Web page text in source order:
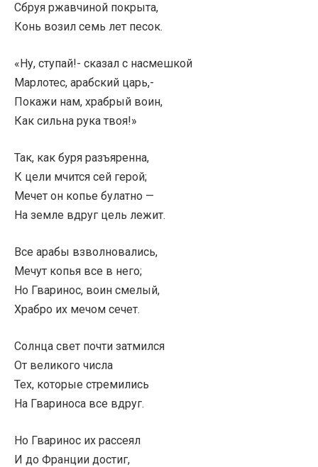
Сбруя ржавчиной покрыта,
Конь возил семь лет песок.
«Ну, ступай!- сказал с насмешкой
Марлотес, арабский царь,-
Покажи нам, храбрый воин,
Как сильна рука твоя!»
Так, как буря разъяренна,
К цели мчится сей герой;
Мечет он копье булатно —
На земле вдруг цель лежит.
Все арабы взволновались,
Мечут копья все в него;
Но Гваринос, воин смелый,
Храбро их мечом сечет.
Солнца свет почти затмился
От великого числа
Тех, которые стремились
На Гвариноса все вдруг.
Но Гваринос их рассеял
И до Франции достиг,